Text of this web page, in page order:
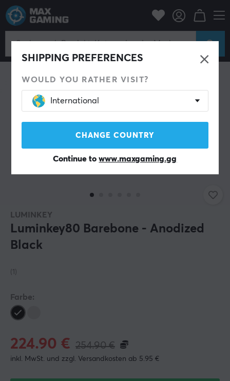
SHIPPING PREFERENCES
WOULD YOU RATHER VISIT?
International
CHANGE COUNTRY
Continue towww.maxgaming.gg
Zubehör Tastaturen & Zubehör Custom keyboard Barebone
SPARE 12%
LUMINKEY
Luminkey80 Barebone - Anodized
Black
(1)
Farbe:
254.90€
224.90 €
inkl. MwSt. und zzgl. Versandkosten ab 5.95 €